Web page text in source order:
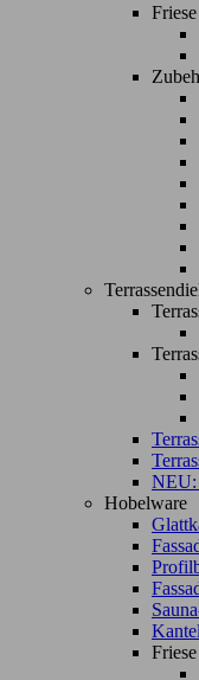
Friese
NEU:
Hobelware
Friese